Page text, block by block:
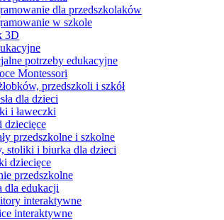
dla przedszkolaków
w szkole
3D
potrzeby edukacyjne
Montessori
przedszkoli i szkół
dla dzieci
i ławeczki
dziecięce
przedszkolne i szkolne
stoliki i biurka dla dzieci
dziecięce
przedszkolne
dla edukacji
interaktywne
interaktywne